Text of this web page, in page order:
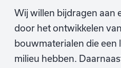
Wij willen bijdragen aan
door het ontwikkelen
bouwmaterialen die een
milieu hebben.